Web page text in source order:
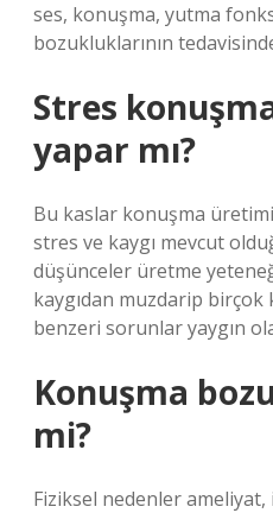
ses, konuşma, yutma
bozukluklarının
Stres
yapar mı?
Bu kaslar konuşma
stres ve kaygı mevcut
düşünceler üretme
kaygıdan muzdarip
benzeri sorunlar yaygın
Konuşma
mi?
Fiziksel nedenler